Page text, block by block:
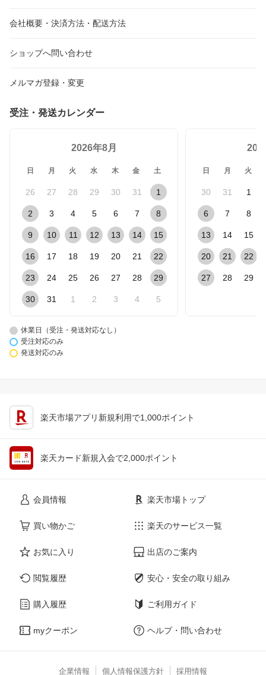
会社概要・決済方法・配送方法
ショップへ問い合わせ
メルマガ登録・変更
受注・発送カレンダー
2026年8月
日 月 火 水 木 金 土
26 27 28 29 30 31 1
2 3 4 5 6 7 8
9 10 11 12 13 14 15
16 17 18 19 20 21 22
23 24 25 26 27 28 29
30 31 1 2 3 4 5
日 月 火
30 31 1
6 7 8
13 14 15
20 21 22
27 28 29
休業日（受注・発送対応なし）
受注対応のみ
発送対応のみ
楽天市場アプリ新規利用で1,000ポイント
楽天カード新規入会で2,000ポイント
会員情報
買い物かご
お気に入り
閲覧履歴
購入履歴
myクーポン
楽天市場トップ
楽天のサービス一覧
出店のご案内
安心・安全の取り組み
ご利用ガイド
ヘルプ・問い合わせ
企業情報 個人情報保護方針 採用情報